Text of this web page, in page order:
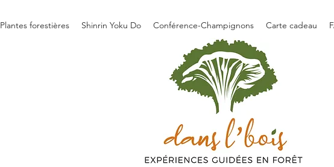
Plantes forestières Shinrin Yoku Do Conférence-Champignons Carte cadeau